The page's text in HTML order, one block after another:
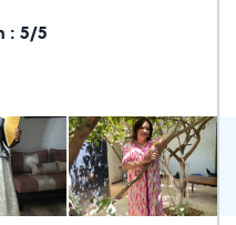
pièces authentiques
- Couture du
goût. - Robe Blanche
spéciales, je
qui vous mettront
: Un style élégant et
à votre silhouette.
: 5/5